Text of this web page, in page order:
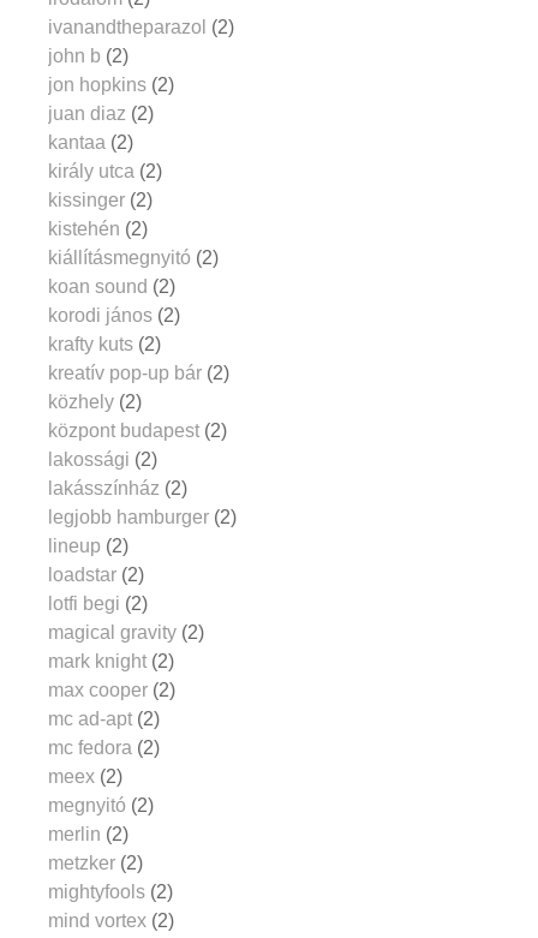
ivanandtheparazol (2)
john b (2)
jon hopkins (2)
juan diaz (2)
kantaa (2)
király utca (2)
kissinger (2)
kistehén (2)
kiállításmegnyitó (2)
koan sound (2)
korodi jános (2)
krafty kuts (2)
kreatív pop-up bár (2)
közhely (2)
központ budapest (2)
lakossági (2)
lakásszínház (2)
legjobb hamburger (2)
lineup (2)
loadstar (2)
lotfi begi (2)
magical gravity (2)
mark knight (2)
max cooper (2)
mc ad-apt (2)
mc fedora (2)
meex (2)
megnyitó (2)
merlin (2)
metzker (2)
mightyfools (2)
mind vortex (2)